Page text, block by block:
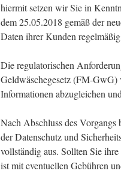
hiermit setzen wir Sie in
dem 25.05.2018 gemäß der
Daten ihrer Kunden
Die regulatorischen
Geldwäschegesetz (FM-GwG)
Informationen abzugleichen
Nach Abschluss des
der Datenschutz und
vollständig aus. Sollten Sie
ist mit eventuellen Gebühren